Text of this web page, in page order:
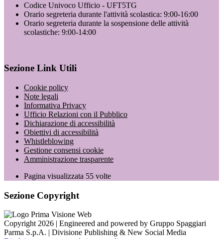
Codice Univoco Ufficio - UFT5TG
Orario segreteria durante l'attività scolastica: 9:00-16:00
Orario segreteria durante la sospensione delle attività
scolastiche: 9:00-14:00
Sezione Link Utili
Cookie policy
Note legali
Informativa Privacy
Ufficio Relazioni con il Pubblico
Dichiarazione di accessibilità
Obiettivi di accessibilità
Whistleblowing
Gestione consensi cookie
Amministrazione trasparente
Pagina visualizzata 55 volte
Sezione Copyright
Copyright 2026 | Engineered and powered by Gruppo Spaggiari
Parma S.p.A. | Divisione Publishing & New Social Media